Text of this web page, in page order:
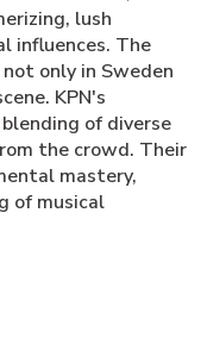
lush
influences. The
only in Sweden
KPN's
of diverse
the crowd. Their
mastery,
of musical